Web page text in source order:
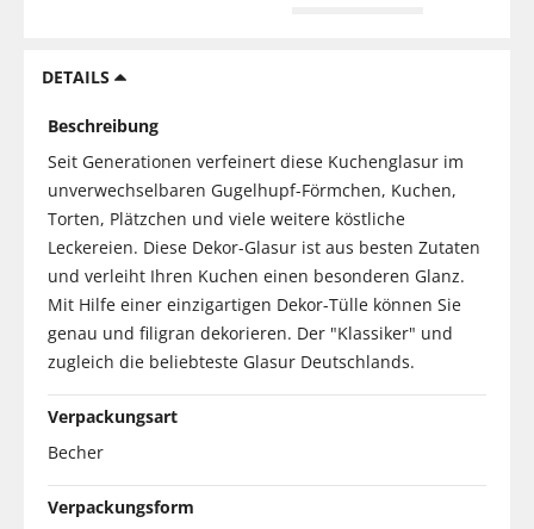
DETAILS
Beschreibung
Seit Generationen verfeinert diese Kuchenglasur im
unverwechselbaren Gugelhupf-Förmchen, Kuchen,
Torten, Plätzchen und viele weitere köstliche
Leckereien. Diese Dekor-Glasur ist aus besten Zutaten
und verleiht Ihren Kuchen einen besonderen Glanz.
Mit Hilfe einer einzigartigen Dekor-Tülle können Sie
genau und filigran dekorieren. Der "Klassiker" und
zugleich die beliebteste Glasur Deutschlands.
Verpackungsart
Becher
Verpackungsform